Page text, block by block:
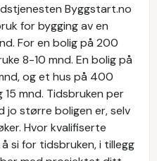
Byggstart.no
for bygging av en
For en bolig på 200
8-10 mnd. En bolig på
og et hus på 400
15 mnd. Tidsbruken per
jo større boligen er, selv
Hvor kvalifiserte
si for tidsbruken, i tillegg